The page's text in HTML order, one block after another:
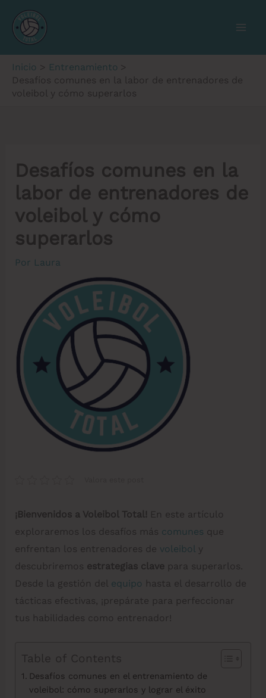
contenido
Inicio
Entrenamiento
Desafíos comunes en la labor de entrenadores de
voleibol y cómo superarlos
Desafíos comunes en la
labor de entrenadores de
voleibol y cómo
superarlos
Por Laura
¡Bienvenidos a Voleibol Total! En este artículo
exploraremos los desafíos más comunes que
enfrentan los entrenadores de voleiboly
descubriremos estrategias clave para superarlos.
Desde la gestión del equipo hasta el desarrollo de
tácticas efectivas, ¡prepárate para perfeccionar
tus habilidades como entrenador!
Table of Contents
Desafíos comunes en el entrenamiento de
voleibol: cómo superarlos y lograr el éxito